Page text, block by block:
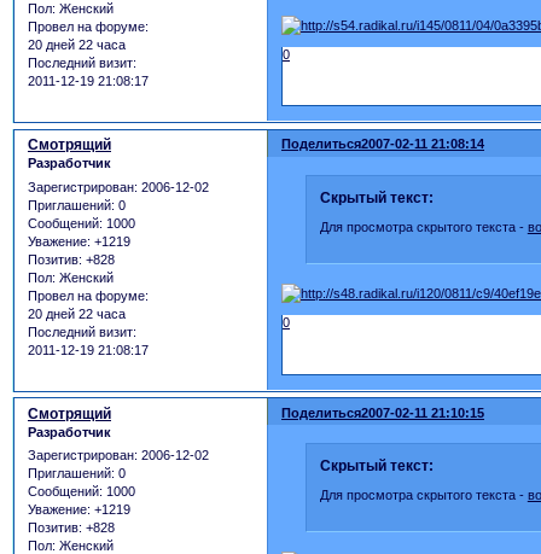
Пол: Женский
Провел на форуме:
20 дней 22 часа
Последний визит:
2011-12-19 21:08:17
0
Поделиться2007-02-11 21:08:14
Смотрящий
Разработчик
Зарегистрирован: 2006-12-02
Приглашений: 0
Сообщений: 1000
Уважение: +1219
Позитив: +828
Пол: Женский
Провел на форуме:
20 дней 22 часа
Последний визит:
2011-12-19 21:08:17
Скрытый текст:
Для просмотра скрытого текста -
0
Поделиться2007-02-11 21:10:15
Смотрящий
Разработчик
Зарегистрирован: 2006-12-02
Приглашений: 0
Сообщений: 1000
Уважение: +1219
Позитив: +828
Пол: Женский
Скрытый текст:
Для просмотра скрытого текста -